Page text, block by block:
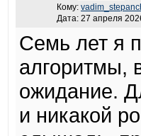
Кому:
Дата: 27 апреля
Семь лет я
алгоритмы,
ожидание.
и никакой